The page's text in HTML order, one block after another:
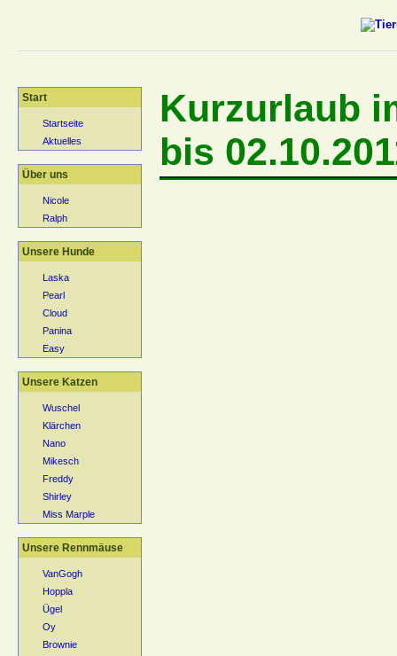
Start
Startseite
Aktuelles
Über uns
Nicole
Ralph
Unsere Hunde
Laska
Pearl
Cloud
Panina
Easy
Unsere Katzen
Wuschel
Klärchen
Nano
Mikesch
Freddy
Shirley
Miss Marple
Unsere Rennmäuse
VanGogh
Hoppla
Ügel
Oy
Brownie
Kurzurlaub
bis